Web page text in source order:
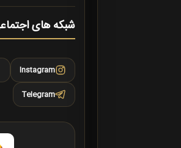
شبکه های
Instagram
Telegram